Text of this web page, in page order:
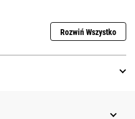
Rozwiń Wszystko